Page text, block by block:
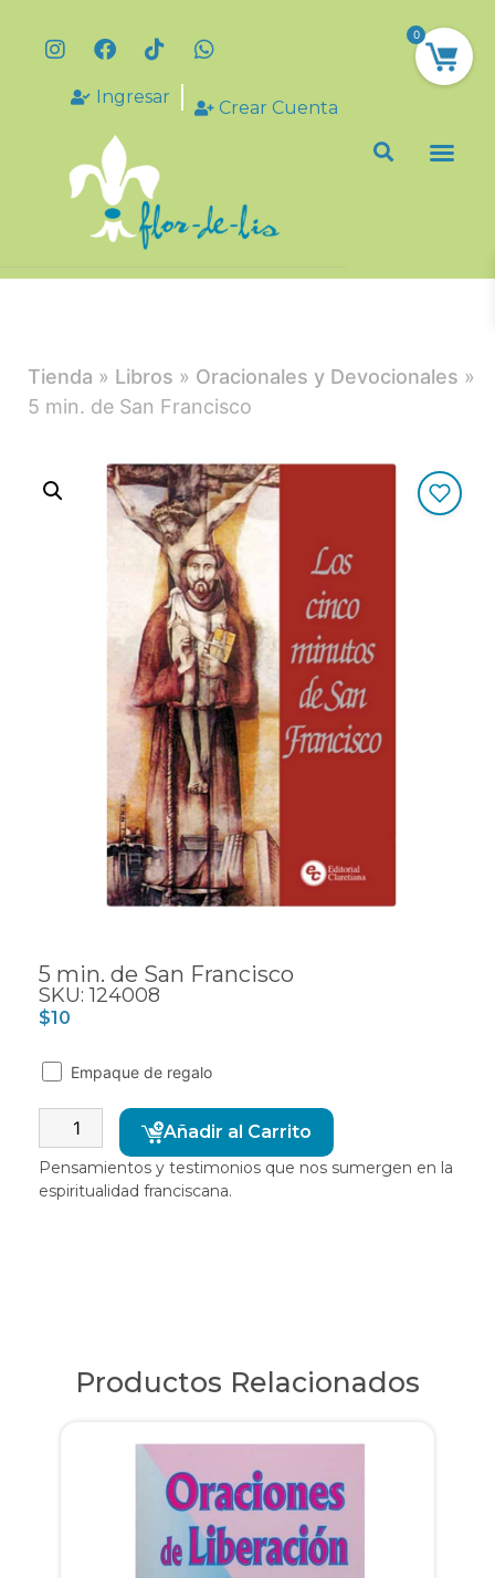
Ingresar
Crear Cuenta
Tienda » Libros » Oracionales y Devocionales »
5 min. de San Francisco
5 min. de San Francisco
SKU: 124008
$10
Empaque de regalo
Añadir al Carrito
Pensamientos y testimonios que nos sumergen en la
espiritualidad franciscana.
Productos Relacionados
0